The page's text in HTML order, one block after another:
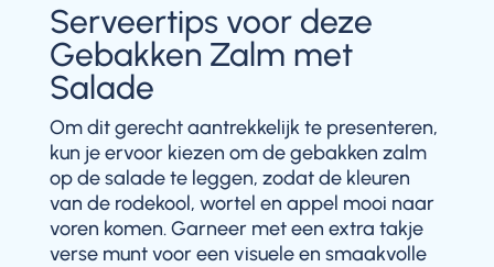
Serveertips voor deze
Gebakken Zalm met
Salade
Om dit gerecht aantrekkelijk te presenteren,
kun je ervoor kiezen om de gebakken zalm
op de salade te leggen, zodat de kleuren
van de rodekool, wortel en appel mooi naar
voren komen. Garneer met een extra takje
verse munt voor een visuele en smaakvolle